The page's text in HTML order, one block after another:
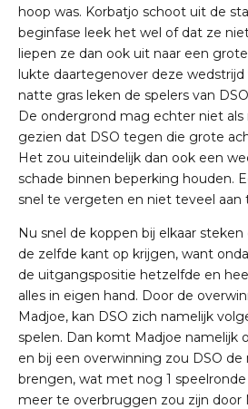
hoop was. Korbatjo schoot uit de
beginfase leek het wel of dat ze
liepen ze dan ook uit naar een
lukte daartegenover deze
natte gras leken de spelers van
De ondergrond mag echter niet als
gezien dat DSO tegen die grote
Het zou uiteindelijk dan ook een
schade binnen beperking houden.
snel te vergeten en niet teveel aan
Nu snel de koppen bij elkaar
de zelfde kant op krijgen, want
de uitgangspositie hetzelfde en
alles in eigen hand. Door de
Madjoe, kan DSO zich namelijk
spelen. Dan komt Madjoe namelijk
en bij een overwinning zou DSO
brengen, wat met nog 1
meer te overbruggen zou zijn door